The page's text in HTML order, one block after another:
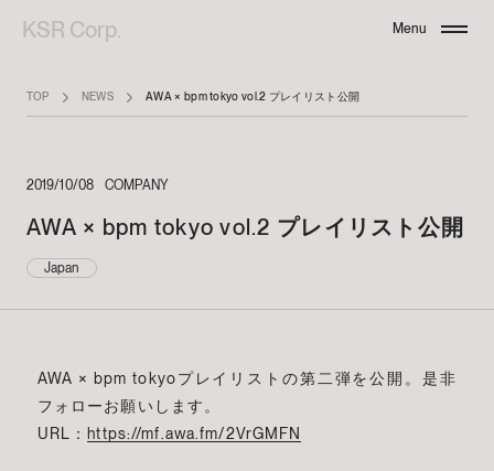
KSR Corp. Menu
TOP NEWS AWA × bpm tokyo vol.2 プレイリスト公開
2019/10/08 COMPANY
AWA × bpm tokyo vol.2 プレイリスト公開
Japan
AWA × bpm tokyoプレイリストの第二弾を公開。是非
フォローお願いします。
URL： https://mf.awa.fm/2VrGMFN